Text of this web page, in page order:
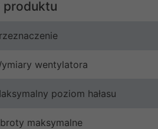
produktu
wentylatora
poziom hałasu
maksymalne